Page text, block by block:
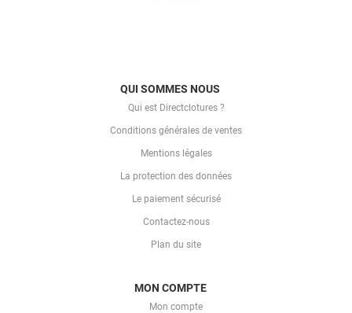
QUI SOMMES NOUS
Qui est Directclotures ?
Conditions générales de ventes
Mentions légales
La protection des données
Le paiement sécurisé
Contactez-nous
Plan du site
MON COMPTE
Mon compte